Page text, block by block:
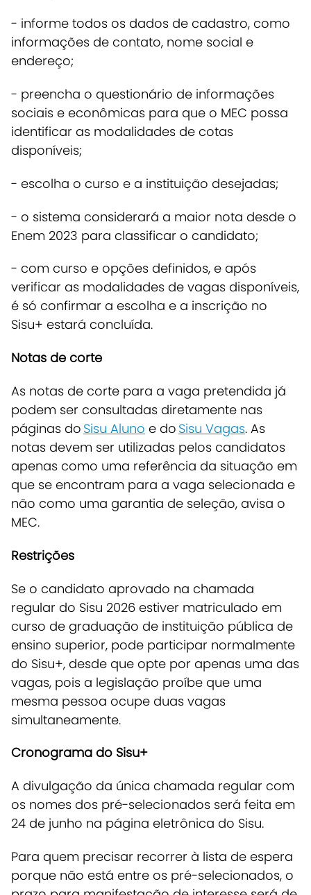
- informe todos os dados de cadastro, como
informações de contato, nome social e
endereço;
- preencha o questionário de informações
sociais e econômicas para que o MEC possa
identificar as modalidades de cotas
disponíveis;
- escolha o curso e a instituição desejadas;
- o sistema considerará a maior nota desde o
Enem 2023 para classificar o candidato;
- com curso e opções definidos, e após
verificar as modalidades de vagas disponíveis,
é só confirmar a escolha e a inscrição no
Sisu+ estará concluída.
Notas de corte
As notas de corte para a vaga pretendida já
podem ser consultadas diretamente nas
páginas do Sisu Aluno e do Sisu Vagas. As
notas devem ser utilizadas pelos candidatos
apenas como uma referência da situação em
que se encontram para a vaga selecionada e
não como uma garantia de seleção, avisa o
MEC.
Restrições
Se o candidato aprovado na chamada
regular do Sisu 2026 estiver matriculado em
curso de graduação de instituição pública de
ensino superior, pode participar normalmente
do Sisu+, desde que opte por apenas uma das
vagas, pois a legislação proíbe que uma
mesma pessoa ocupe duas vagas
simultaneamente.
Cronograma do Sisu+
A divulgação da única chamada regular com
os nomes dos pré-selecionados será feita em
24 de junho na página eletrônica do Sisu.
Para quem precisar recorrer à lista de espera
porque não está entre os pré-selecionados, o